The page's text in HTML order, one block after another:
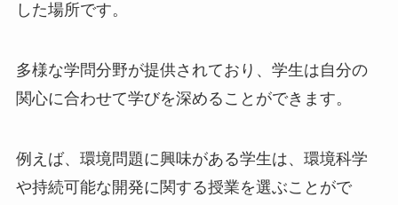
した場所です。
多様な学問分野が提供されており、学生は自分の
関心に合わせて学びを深めることができます。
例えば、環境問題に興味がある学生は、環境科学
や持続可能な開発に関する授業を選ぶことがで